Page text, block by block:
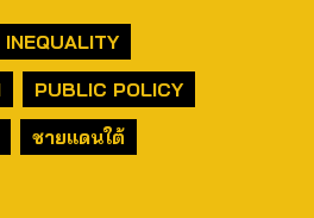
INEQUALITY
PUBLIC POLICY
ชายแดนใต้